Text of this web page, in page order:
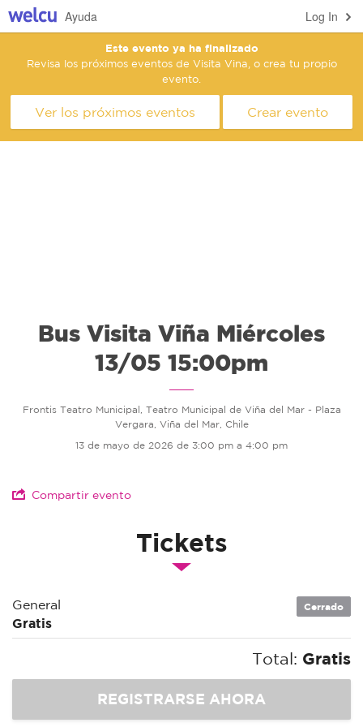
Log In
Ayuda
Este evento ya ha finalizado
Revisa los próximos eventos de Visita Vina, o crea tu propio
evento.
Ver los próximos eventos Crear evento
Bus Visita Viña Miércoles
13/05 15:00pm
Frontis Teatro Municipal, Teatro Municipal de Viña del Mar - Plaza
Vergara, Viña del Mar, Chile
13 de mayo de 2026 de 3:00 pm a 4:00 pm
Compartir evento
Tickets
General
Gratis
Cerrado
Total: Gratis